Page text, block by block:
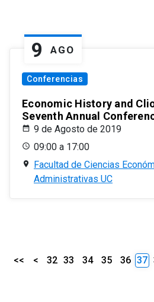
9 AGO
Conferencias
Economic History and
Seventh Annual
9 de Agosto de 2019
09:00 a 17:00
Facultad de Ciencias
Administrativas UC
<< < 32 33 34 35 36 37